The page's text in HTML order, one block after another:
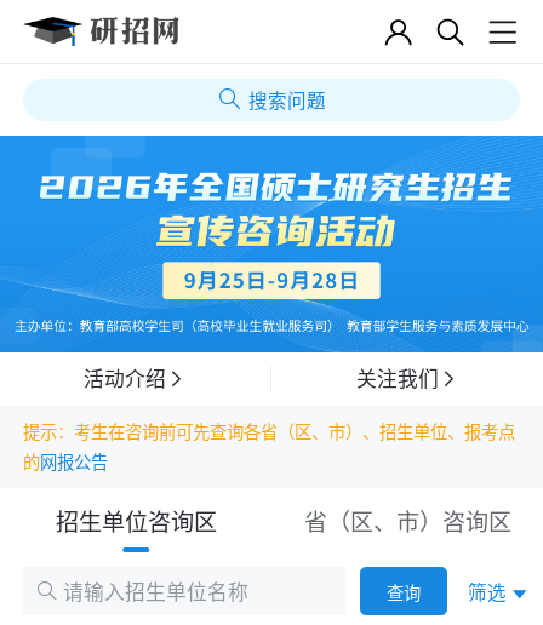
搜索问题
活动介绍 关注我们
提示：考生在咨询前可先查询各省（区、市）、招生单位、报考点
的网报公告
招生单位咨询区 省（区、市）咨询区
查询 筛选